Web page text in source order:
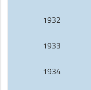
1932
1933
1934